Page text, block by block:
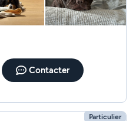
Contacter
Particulier